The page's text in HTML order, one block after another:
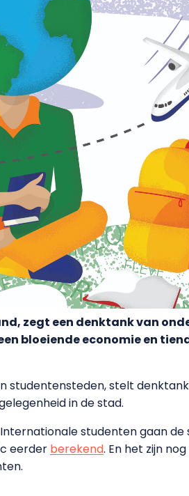
zegt een denktank van
bloeiende economie en
studentensteden, stelt
in de stad.
studenten gaan de
eerder berekend. En het zijn